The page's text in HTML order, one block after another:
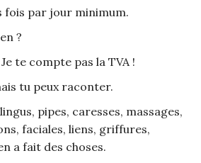
par jour minimum.
?
te compte pas la TVA !
tu peux raconter.
pipes, caresses, massages,
faciales, liens, griffures,
a fait des choses.